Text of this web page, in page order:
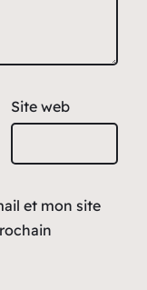
Site web
et mon site